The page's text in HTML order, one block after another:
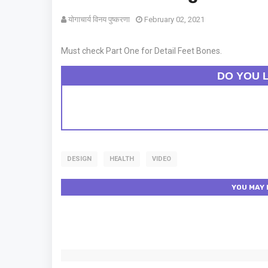
योगाचार्य विनय पुष्करणा February 02, 2021
Must check Part One for Detail Feet Bones.
DO YOU
DESIGN HEALTH VIDEO
YOU MAY